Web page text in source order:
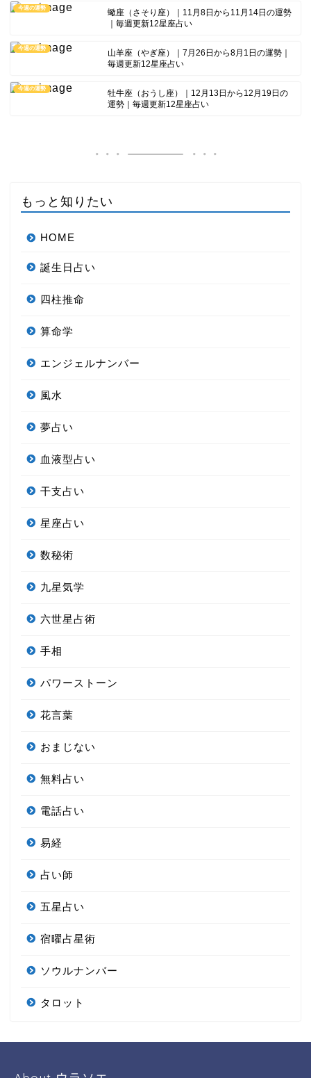
今週の運勢
蠍座（さそり座）｜11月8日から11月14日の運勢
｜毎週更新12星座占い
今週の運勢
山羊座（やぎ座）｜7月26日から8月1日の運勢｜
毎週更新12星座占い
今週の運勢
牡牛座（おうし座）｜12月13日から12月19日の
運勢｜毎週更新12星座占い
もっと知りたい
HOME
誕生日占い
四柱推命
算命学
エンジェルナンバー
風水
夢占い
血液型占い
干支占い
星座占い
数秘術
九星気学
六世星占術
手相
パワーストーン
花言葉
おまじない
無料占い
電話占い
易経
占い師
五星占い
宿曜占星術
ソウルナンバー
タロット